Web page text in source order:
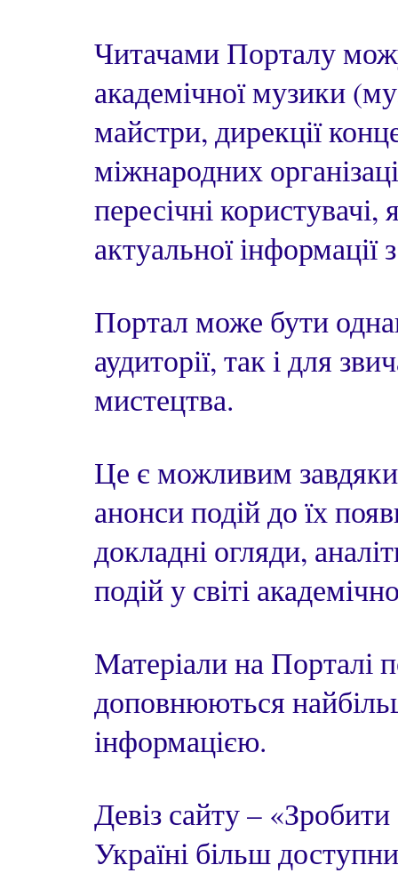
Читачами Порталу
академічної музики
майстри, дирекції
міжнародних
пересічні
актуальної
Портал може бути
аудиторії, так і для
мистецтва.
Це є можливим
анонси подій до їх
докладні огляди,
подій у світі
Матеріали на Порталі
доповнюються
інформацією.
Девіз сайту –
Україні більш